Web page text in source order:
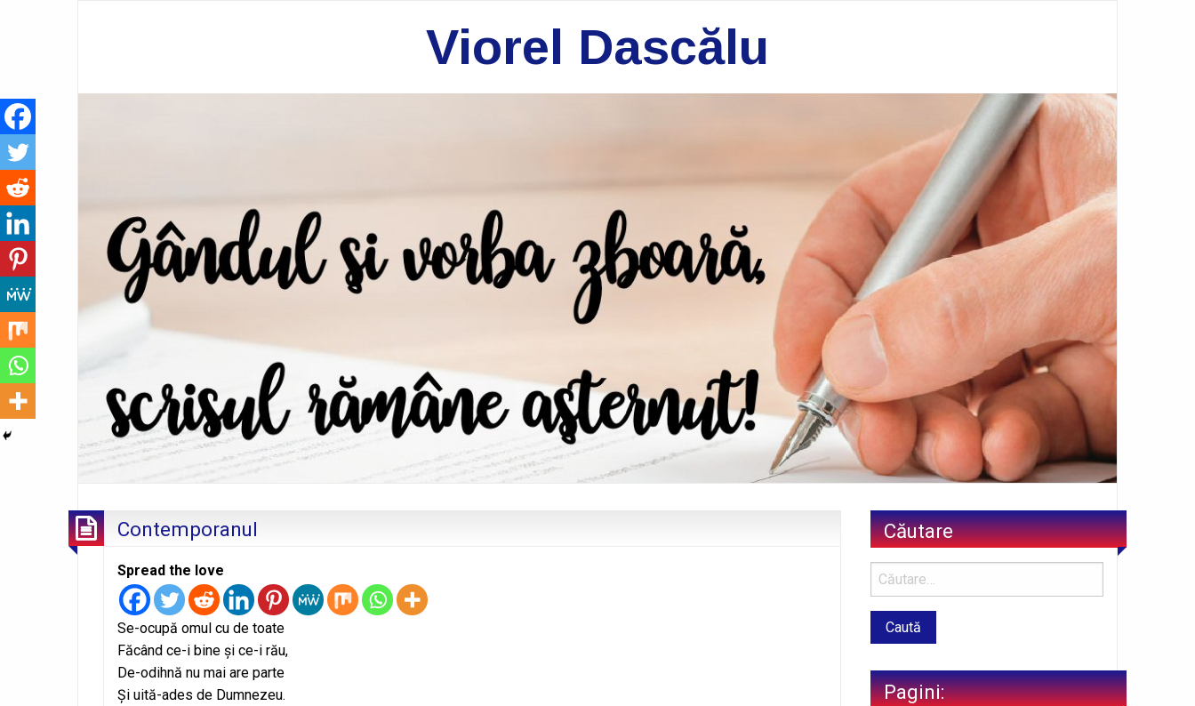
Viorel Dascălu
Contemporanul
Spread the love
Se-ocupă omul cu de toate
Făcând ce-i bine şi ce-i rău,
De-odihnă nu mai are parte
Şi uită-ades de Dumnezeu.
Căutare
Pagini: